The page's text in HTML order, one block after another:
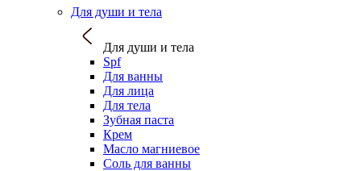
Для души и тела
Для души и тела
Spf
Для ванны
Для лица
Для тела
Зубная паста
Крем
Масло магниевое
Соль для ванны